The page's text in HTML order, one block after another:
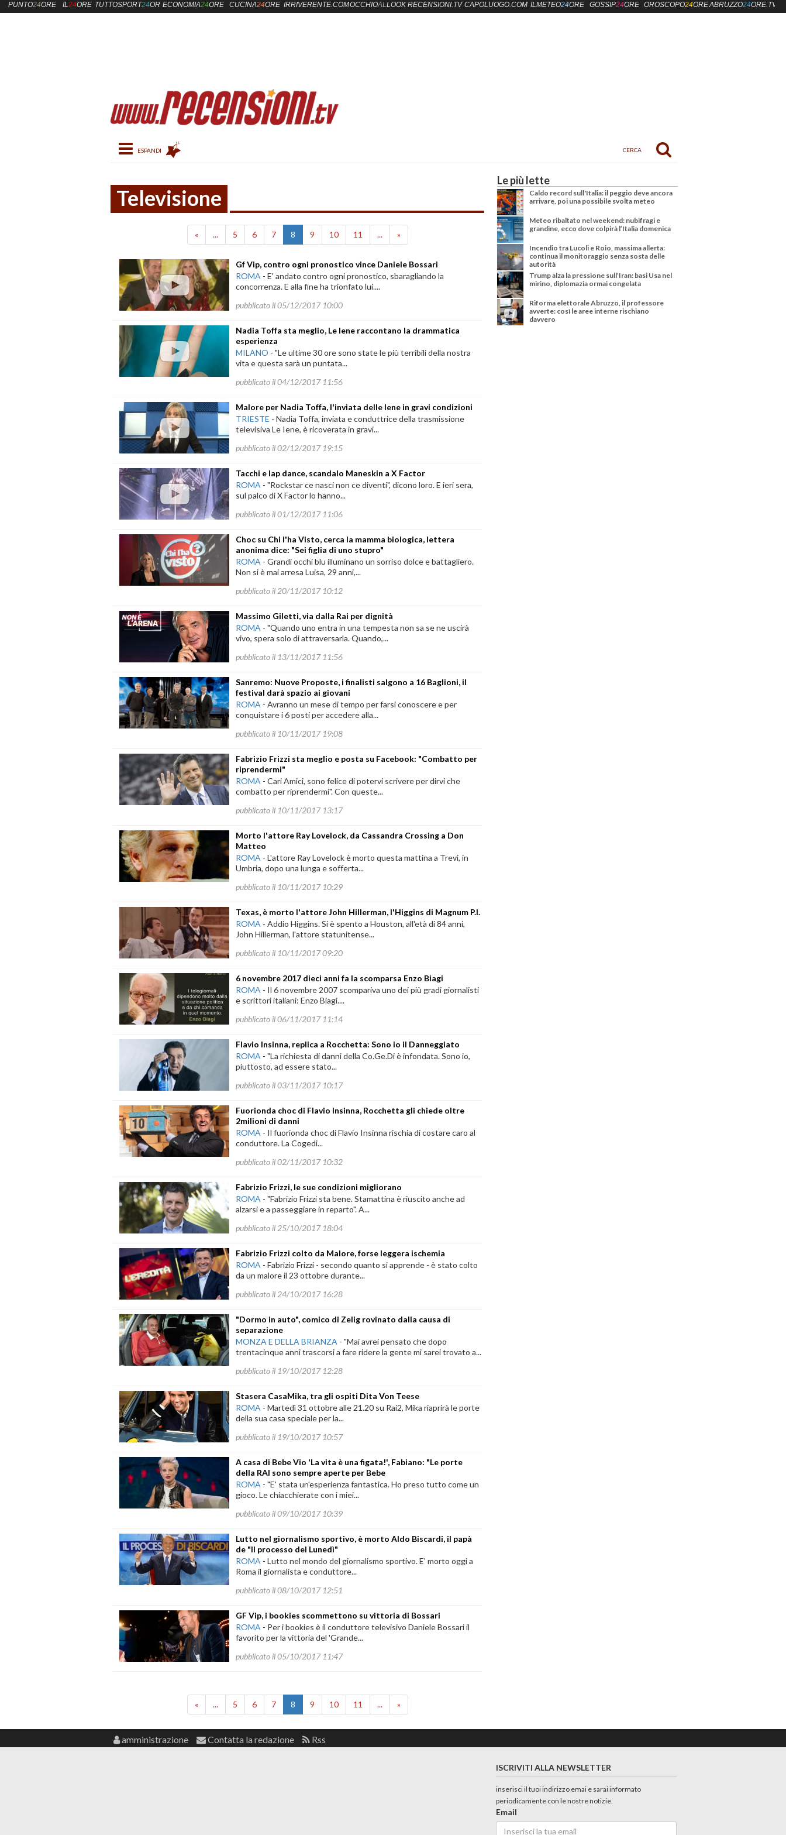
Toggle navigation
Televisione
« ... 5 6 7 8 9 10 11 ... »
Gf Vip, contro ogni pronostico vince Daniele Bossari
ROMA - E' andato contro ogni pronostico, sbaragliando la
concorrenza. E alla fine ha trionfato lui....
pubblicato il 05/12/2017 10:00
Nadia Toffa sta meglio, Le Iene raccontano la drammatica
esperienza
MILANO - "Le ultime 30 ore sono state le più terribili della nostra
vita e questa sarà un puntata...
pubblicato il 04/12/2017 11:56
Malore per Nadia Toffa, l'inviata delle Iene in gravi condizioni
TRIESTE - Nadia Toffa, inviata e conduttrice della trasmissione
televisiva Le Iene, è ricoverata in gravi...
pubblicato il 02/12/2017 19:15
Tacchi e lap dance, scandalo Maneskin a X Factor
ROMA - "Rockstar ce nasci non ce diventi", dicono loro. E ieri sera,
sul palco di X Factor lo hanno...
pubblicato il 01/12/2017 11:06
Choc su Chi l'ha Visto, cerca la mamma biologica, lettera
anonima dice: "Sei figlia di uno stupro"
ROMA - Grandi occhi blu illuminano un sorriso dolce e battagliero.
Non si è mai arresa Luisa, 29 anni,...
pubblicato il 20/11/2017 10:12
Massimo Giletti, via dalla Rai per dignità
ROMA - "Quando uno entra in una tempesta non sa se ne uscirà
vivo, spera solo di attraversarla. Quando,...
pubblicato il 13/11/2017 11:56
Sanremo: Nuove Proposte, i finalisti salgono a 16 Baglioni, il
festival darà spazio ai giovani
ROMA - Avranno un mese di tempo per farsi conoscere e per
conquistare i 6 posti per accedere alla...
pubblicato il 10/11/2017 19:08
Fabrizio Frizzi sta meglio e posta su Facebook: "Combatto per
riprendermi"
ROMA - Cari Amici, sono felice di potervi scrivere per dirvi che
combatto per riprendermi". Con queste...
pubblicato il 10/11/2017 13:17
Morto l'attore Ray Lovelock, da Cassandra Crossing a Don
Matteo
ROMA - L'attore Ray Lovelock è morto questa mattina a Trevi, in
Umbria, dopo una lunga e sofferta...
pubblicato il 10/11/2017 10:29
Texas, è morto l'attore John Hillerman, l'Higgins di Magnum P.I.
ROMA - Addio Higgins. Si è spento a Houston, all'età di 84 anni,
John Hillerman, l'attore statunitense...
pubblicato il 10/11/2017 09:20
6 novembre 2017 dieci anni fa la scomparsa Enzo Biagi
ROMA - Il 6 novembre 2007 scompariva uno dei più gradi giornalisti
e scrittori italiani: Enzo Biagi....
pubblicato il 06/11/2017 11:14
Flavio Insinna, replica a Rocchetta: Sono io il Danneggiato
ROMA - "La richiesta di danni della Co.Ge.Di è infondata. Sono io,
piuttosto, ad essere stato...
pubblicato il 03/11/2017 10:17
Fuorionda choc di Flavio Insinna, Rocchetta gli chiede oltre
2milioni di danni
ROMA - Il fuorionda choc di Flavio Insinna rischia di costare caro al
conduttore. La Cogedi...
pubblicato il 02/11/2017 10:32
Fabrizio Frizzi, le sue condizioni migliorano
ROMA - "Fabrizio Frizzi sta bene. Stamattina è riuscito anche ad
alzarsi e a passeggiare in reparto". A...
pubblicato il 25/10/2017 18:04
Fabrizio Frizzi colto da Malore, forse leggera ischemia
ROMA - Fabrizio Frizzi - secondo quanto si apprende - è stato colto
da un malore il 23 ottobre durante...
pubblicato il 24/10/2017 16:28
"Dormo in auto", comico di Zelig rovinato dalla causa di
separazione
MONZA E DELLA BRIANZA - "Mai avrei pensato che dopo
trentacinque anni trascorsi a fare ridere la gente mi sarei trovato a...
pubblicato il 19/10/2017 12:28
Stasera CasaMika, tra gli ospiti Dita Von Teese
ROMA - Martedì 31 ottobre alle 21.20 su Rai2, Mika riaprirà le porte
della sua casa speciale per la...
pubblicato il 19/10/2017 10:57
A casa di Bebe Vio 'La vita è una figata!', Fabiano: "Le porte
della RAI sono sempre aperte per Bebe
ROMA - "E' stata un'esperienza fantastica. Ho preso tutto come un
gioco. Le chiacchierate con i miei...
pubblicato il 09/10/2017 10:39
Lutto nel giornalismo sportivo, è morto Aldo Biscardi, il papà
de "Il processo del Lunedì"
ROMA - Lutto nel mondo del giornalismo sportivo. E' morto oggi a
Roma il giornalista e conduttore...
pubblicato il 08/10/2017 12:51
GF Vip, i bookies scommettono su vittoria di Bossari
ROMA - Per i bookies è il conduttore televisivo Daniele Bossari il
favorito per la vittoria del 'Grande...
pubblicato il 05/10/2017 11:47
« ... 5 6 7 8 9 10 11 ... »
Le più lette
Caldo record sull'Italia: il peggio deve ancora
arrivare, poi una possibile svolta meteo
Meteo ribaltato nel weekend: nubifragi e
grandine, ecco dove colpirà l’Italia domenica
Incendio tra Lucoli e Roio, massima allerta:
continua il monitoraggio senza sosta delle
autorità
Trump alza la pressione sull’Iran: basi Usa nel
mirino, diplomazia ormai congelata
Riforma elettorale Abruzzo, il professore
avverte: così le aree interne rischiano
davvero
PUNTO24ORE IL24ORE TUTTOSPORT24OREECONOMIA24ORE CUCINA24ORE IRRIVERENTE.COMOCCHIOALLOOK RECENSIONI.TV CAPOLUOGO.COM ILMETEO24ORE GOSSIP24ORE OROSCOPO24OREABRUZZO24ORE.TV
amministrazione Contatta la redazione Rss
ISCRIVITI ALLA NEWSLETTER
inserisci il tuoi indirizzo emai e sarai informato
periodicamente con le nostre notizie.
Email